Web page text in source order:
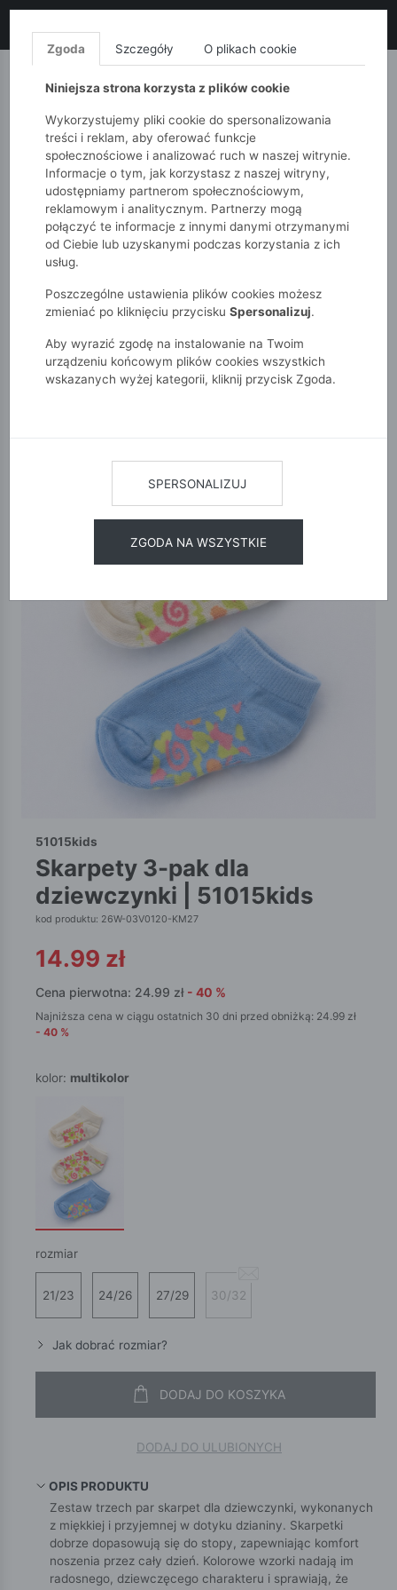
MONNARI QUIOSQUE
51015kids
Dziewczynki 2-7 lat
Skarpety 3-pak dla dziewczynki | 51015kids
51015kids
skarpety 3-pak dla
dziewczynki | 51015kids
kod produktu: 26W-03V0120-KM27
14.99 zł
Cena pierwotna: 24.99 zł - 40 %
Najniższa cena w ciągu ostatnich 30 dni przed obniżką: 24.99 zł
- 40 %
kolor: multikolor
rozmiar
21/23 24/26 27/29 30/32
Jak dobrać rozmiar?
DODAJ DO KOSZYKA
DODAJ DO ULUBIONYCH
OPIS PRODUKTU
Zestaw trzech par skarpet dla dziewczynki, wykonanych
z miękkiej i przyjemnej w dotyku dzianiny. Skarpetki
dobrze dopasowują się do stopy, zapewniając komfort
noszenia przez cały dzień. Kolorowe wzorki nadają im
radosnego, dziewczęcego charakteru i sprawiają, że
Zgoda Szczegóły O plikach cookie
Niniejsza strona korzysta z plików cookie
Wykorzystujemy pliki cookie do spersonalizowania
treści i reklam, aby oferować funkcje
społecznościowe i analizować ruch w naszej witrynie.
Informacje o tym, jak korzystasz z naszej witryny,
udostępniamy partnerom społecznościowym,
reklamowym i analitycznym. Partnerzy mogą
połączyć te informacje z innymi danymi otrzymanymi
od Ciebie lub uzyskanymi podczas korzystania z ich
usług.
Poszczególne ustawienia plików cookies możesz
zmieniać po kliknięciu przycisku Spersonalizuj.
Aby wyrazić zgodę na instalowanie na Twoim
urządzeniu końcowym plików cookies wszystkich
wskazanych wyżej kategorii, kliknij przycisk Zgoda.
SPERSONALIZUJ
ZGODA NA WSZYSTKIE